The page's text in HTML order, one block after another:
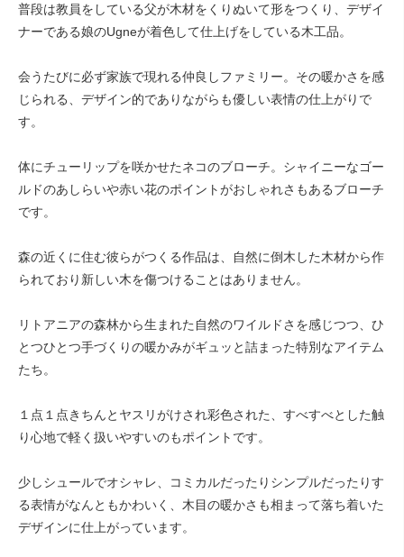
普段は教員をしている父が木材をくりぬいて形をつくり、デザイ
ナーである娘のUgneが着色して仕上げをしている木工品。
会うたびに必ず家族で現れる仲良しファミリー。その暖かさを感
じられる、デザイン的でありながらも優しい表情の仕上がりで
す。
体にチューリップを咲かせたネコのブローチ。シャイニーなゴー
ルドのあしらいや赤い花のポイントがおしゃれさもあるブローチ
です。
森の近くに住む彼らがつくる作品は、自然に倒木した木材から作
られており新しい木を傷つけることはありません。
リトアニアの森林から生まれた自然のワイルドさを感じつつ、ひ
とつひとつ手づくりの暖かみがギュッと詰まった特別なアイテム
たち。
１点１点きちんとヤスリがけされ彩色された、すべすべとした触
り心地で軽く扱いやすいのもポイントです。
少しシュールでオシャレ、コミカルだったりシンプルだったりす
る表情がなんともかわいく、木目の暖かさも相まって落ち着いた
デザインに仕上がっています。